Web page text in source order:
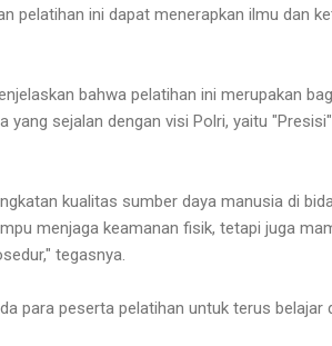
pelatihan ini dapat menerapkan ilmu dan
bahwa pelatihan ini merupakan
yang sejalan dengan visi Polri, yaitu
kualitas sumber daya manusia di
menjaga keamanan fisik, tetapi juga
tegasnya.
para peserta pelatihan untuk terus belajar